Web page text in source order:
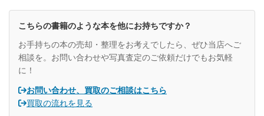
こちらの書籍のような本を他にお持ちですか？
お手持ちの本の売却・整理をお考えでしたら、ぜひ当店へご
相談を。お問い合わせや写真査定のご依頼だけでもお気軽
に！
お問い合わせ、買取のご相談はこちら
買取の流れを見る